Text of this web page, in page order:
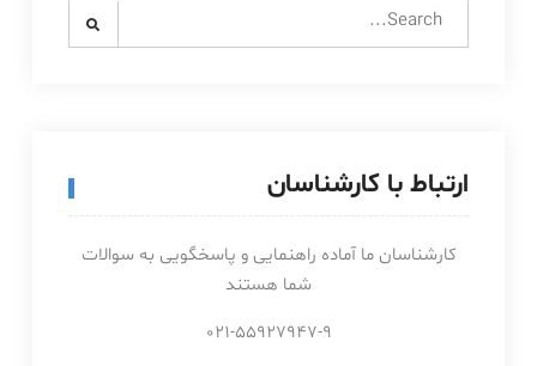
Search
ارتباط با کارشناسان
کارشناسان ما آماده راهنمایی و پاسخگویی به سوالات
شما هستند
021-55927947-9